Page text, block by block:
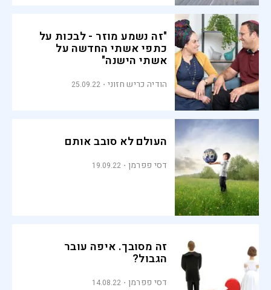
"זה נשמע מוזר - לבכות על
כתפי אשתי החדשה על
אשתי הישנה"
הודיה כריש חזוני 25.09.22
העולם לא סובב אותם
דסי פפרמן 19.09.22
זה מסובך. איפה עובר
הגבול?
דסי פפרמן 14.08.22